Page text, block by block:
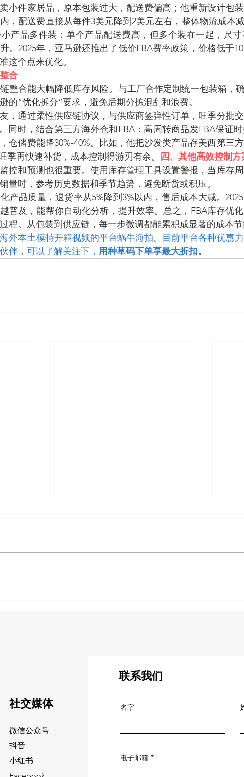
小件家居品，原本包装过大，配送费偏高；他重新设计包
，配送费直接从每件3美元降到2美元左右，整体物流成本
产品多件装：单个产品配送费高，但多个装在一起，尺
。2025年，亚马逊还推出了低价FBA费率政策，价格低于
这个点来优化。
合
整合能大幅降低库存风险。与工厂合作定制统一包装箱，
的“优化拆分”要求，避免后期分拣混乱和浪费。
，通过柔性供应链协议，与供应商签弹性订单，旺季分批
同时，结合第三方海外仓和FBA：高周转商品发FBA保证
仓储费能降30%-40%。比如，他把沙发类产品存美西第三
季再快速补货，成本控制得游刃有余。
四、其他高效控制方
控和预测也很重要。使用库存管理工具设置警报，当库存
量时，参考历史数据和季节趋势，避免断货或积压。
产品质量，退货率从5%降到3%以内，售后成本大减。
普及，能帮你自动化分析，提升效率。总之，FBA库存优
程。从包装到供应链，每一步微调都能累积成显著的成本
外本土模特开箱视频的平台蜗牛海拍。目前平台各种优惠
伴，可以了解关注下， 用种草码下单享最大折扣。
清
根
到物流思维解决 “货怎么高效
税
​社交媒体
微信公众号
抖音
小红书
联系我们
名字
电子邮箱